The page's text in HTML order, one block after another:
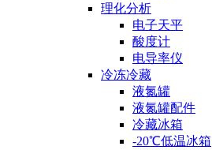
理化分析
电子天平
酸度计
电导率仪
冷冻冷藏
液氮罐
液氮罐配件
冷藏冰箱
-20℃低温冰箱